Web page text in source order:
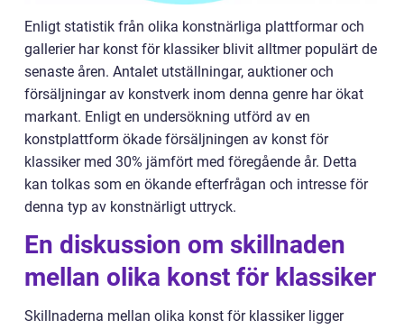
Enligt statistik från olika konstnärliga plattformar och
gallerier har konst för klassiker blivit alltmer populärt de
senaste åren. Antalet utställningar, auktioner och
försäljningar av konstverk inom denna genre har ökat
markant. Enligt en undersökning utförd av en
konstplattform ökade försäljningen av konst för
klassiker med 30% jämfört med föregående år. Detta
kan tolkas som en ökande efterfrågan och intresse för
denna typ av konstnärligt uttryck.
En diskussion om skillnaden
mellan olika konst för klassiker
Skillnaderna mellan olika konst för klassiker ligger